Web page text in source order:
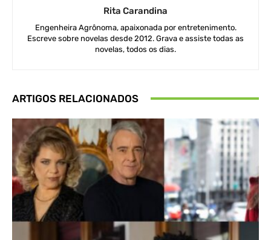
Rita Carandina
Engenheira Agrônoma, apaixonada por entretenimento.
Escreve sobre novelas desde 2012. Grava e assiste todas as
novelas, todos os dias.
ARTIGOS RELACIONADOS